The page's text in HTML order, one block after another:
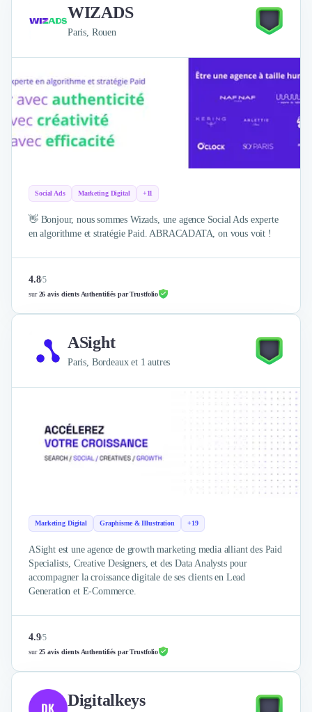
WIZADS
Paris, Rouen
Social Ads Marketing Digital +11
👋 Bonjour, nous sommes Wizads, une agence Social Ads experte
en algorithme et stratégie Paid. ABRACADATA, on vous voit !
4.8/5
sur26 avis clients Authentifiés par Trustfolio
ASight
Paris, Bordeaux et 1 autres
Marketing Digital Graphisme & Illustration +19
ASight est une agence de growth marketing media alliant des Paid
Specialists, Creative Designers, et des Data Analysts pour
accompagner la croissance digitale de ses clients en Lead
Generation et E-Commerce.
4.9/5
sur25 avis clients Authentifiés par Trustfolio
Digitalkeys